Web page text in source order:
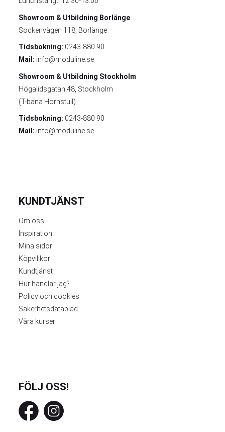
Showroom & Utbildning Borlänge
Sockenvägen 118, Borlänge
Tidsbokning: 0243-880 90
Mail: info@moduline.se
Showroom & Utbildning Stockholm
Högalidsgatan 48, Stockholm
(T-bana Hornstull)
Tidsbokning: 0243-880 90
Mail: info@moduline.se
KUNDTJÄNST
Om oss
Inspiration
Mina sidor
Köpvillkor
Kundtjänst
Hur handlar jag?
Policy och cookies
Säkerhetsdatablad
Våra kurser
FÖLJ OSS!